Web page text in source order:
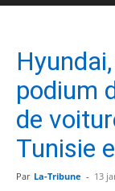
podium
de
Tunisie
Par La-Tribune - 13